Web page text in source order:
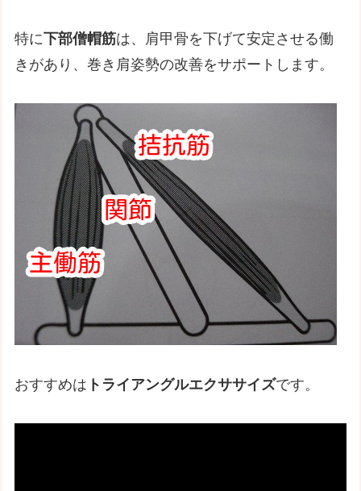
特に下部僧帽筋は、肩甲骨を下げて安定させる働
きがあり、巻き肩姿勢の改善をサポートします。
おすすめは トライアングルエクササイズです。